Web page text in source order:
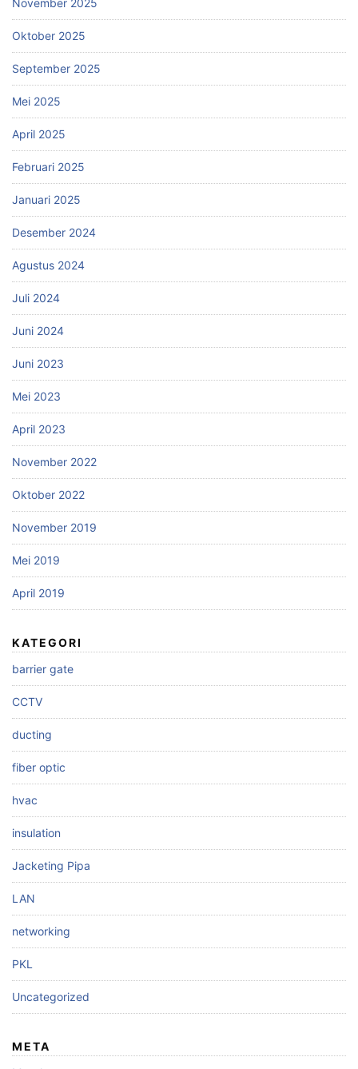
November 2025
Oktober 2025
September 2025
Mei 2025
April 2025
Februari 2025
Januari 2025
Desember 2024
Agustus 2024
Juli 2024
Juni 2024
Juni 2023
Mei 2023
April 2023
November 2022
Oktober 2022
November 2019
Mei 2019
April 2019
KATEGORI
barrier gate
CCTV
ducting
fiber optic
hvac
insulation
Jacketing Pipa
LAN
networking
PKL
Uncategorized
META